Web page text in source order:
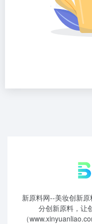
新原料网--美妆创新
分创新原料，让
（